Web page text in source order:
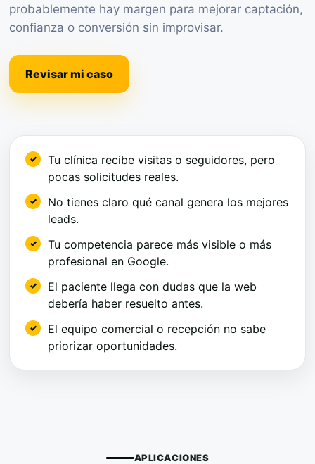
probablemente hay margen para mejorar captación,
confianza o conversión sin improvisar.
Revisar mi caso
Tu clínica recibe visitas o seguidores, pero
pocas solicitudes reales.
No tienes claro qué canal genera los mejores
leads.
Tu competencia parece más visible o más
profesional en Google.
El paciente llega con dudas que la web
debería haber resuelto antes.
El equipo comercial o recepción no sabe
priorizar oportunidades.
APLICACIONES